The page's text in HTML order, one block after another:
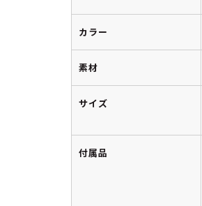
カラー
素材
サイズ
付属品